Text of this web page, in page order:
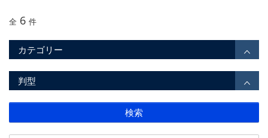
全 6 件
カテゴリー
判型
検索